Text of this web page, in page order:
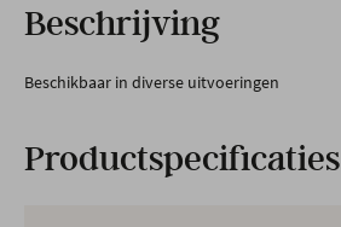
Beschrijving
Beschikbaar in diverse uitvoeringen
Productspecificaties